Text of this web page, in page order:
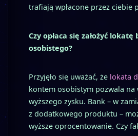
trafiają wpłacone przez ciebie
Czy opłaca się założyć lokatę
osobistego?
Przyjęło się uważać, że lokata
kontem osobistym pozwala na
wyższego zysku. Bank – w
z dodatkowego produktu –
wyższe oprocentowanie. Czy